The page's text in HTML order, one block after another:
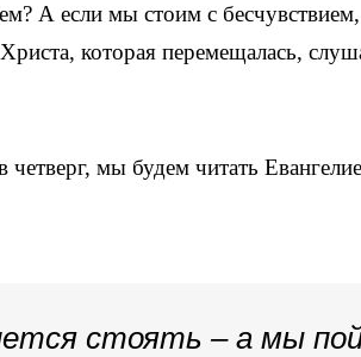
А если мы стоим с
которая перемещалась,
четверг, мы будем читать
стоять – а мы